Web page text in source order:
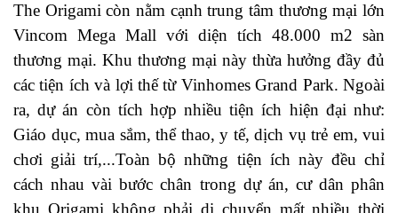
The Origami còn nằm cạnh trung tâm thương mại lớn
Vincom Mega Mall với diện tích 48.000 m2 sàn
thương mại. Khu thương mại này thừa hưởng đầy đủ
các tiện ích và lợi thế từ Vinhomes Grand Park. Ngoài
ra, dự án còn tích hợp nhiều tiện ích hiện đại như:
Giáo dục, mua sắm, thể thao, y tế, dịch vụ trẻ em, vui
chơi giải trí,...Toàn bộ những tiện ích này đều chỉ
cách nhau vài bước chân trong dự án, cư dân phân
khu Origami không phải di chuyển mất nhiều thời